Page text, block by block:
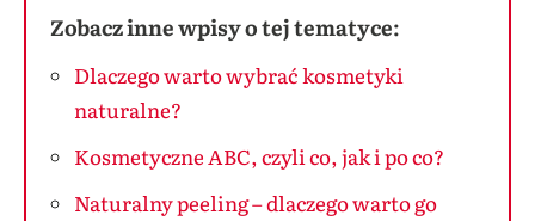
Zobacz inne wpisy o tej tematyce:
Dlaczego warto wybrać kosmetyki
naturalne?
Kosmetyczne ABC, czyli co, jak i po co?
Naturalny peeling – dlaczego warto go